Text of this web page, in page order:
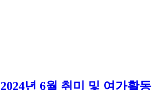
2024년 6월 취미 및 여가활동